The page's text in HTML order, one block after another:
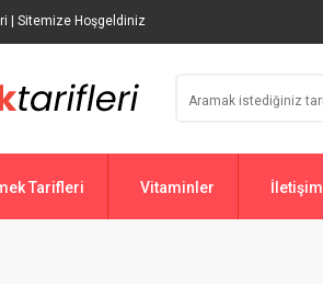
| Sitemize Hoşgeldiniz
Tarifleri Vitaminler İletişim